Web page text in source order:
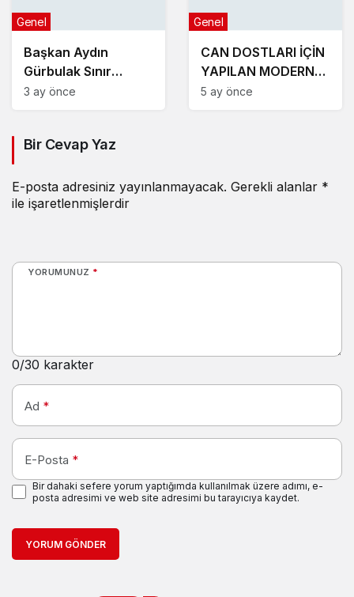
Başkan Aydın
Gürbulak Sınır
Kapısının açılışına
Genel
3 ay önce
CAN DOSTLARI İÇİN
YAPILAN MODERN
TESİSLER YAKINDA
Genel
5 ay önce
Bir Cevap Yaz
E-posta adresiniz yayınlanmayacak. Gerekli alanlar *
ile işaretlenmişlerdir
YORUMUNUZ *
0/30 karakter
Ad *
E-Posta *
Bir dahaki sefere yorum yaptığımda kullanılmak üzere adımı, e-
posta adresimi ve web site adresimi bu tarayıcıya kaydet.
YORUM GÖNDER